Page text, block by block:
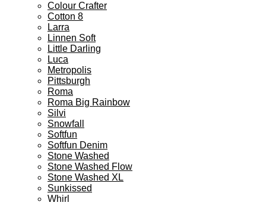
Colour Crafter
Cotton 8
Larra
Linnen Soft
Little Darling
Luca
Metropolis
Pittsburgh
Roma
Roma Big Rainbow
Silvi
Snowfall
Softfun
Softfun Denim
Stone Washed
Stone Washed Flow
Stone Washed XL
Sunkissed
Whirl